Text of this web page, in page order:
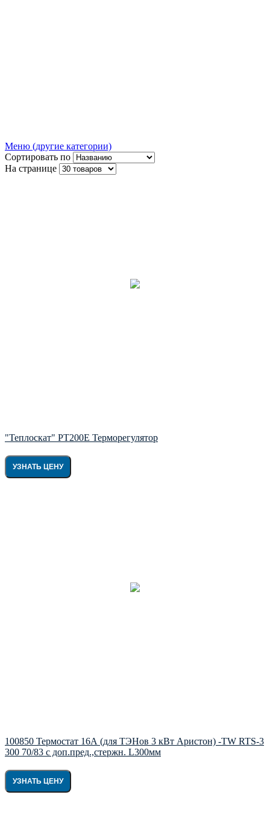
Меню (другие категории)
Сортировать по
На странице
"Теплоскат" РТ200Е Терморегулятор
УЗНАТЬ ЦЕНУ
100850 Термостат 16А (для ТЭНов 3 кВт Аристон) -TW RTS-3
300 70/83 c доп.пред.,стержн. L300мм
УЗНАТЬ ЦЕНУ